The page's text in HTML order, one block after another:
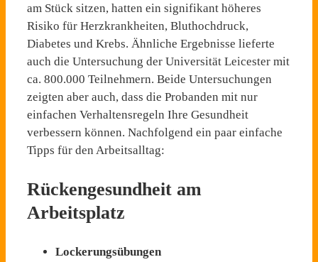
am Stück sitzen, hatten ein signifikant höheres
Risiko für Herzkrankheiten, Bluthochdruck,
Diabetes und Krebs. Ähnliche Ergebnisse lieferte
auch die Untersuchung der Universität Leicester mit
ca. 800.000 Teilnehmern. Beide Untersuchungen
zeigten aber auch, dass die Probanden mit nur
einfachen Verhaltensregeln Ihre Gesundheit
verbessern können. Nachfolgend ein paar einfache
Tipps für den Arbeitsalltag:
Rückengesundheit am
Arbeitsplatz
Lockerungsübungen